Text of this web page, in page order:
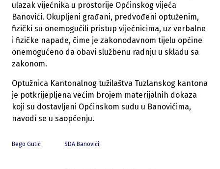
ulazak vijećnika u prostorije Općinskog vijeća
Banovići. Okupljeni građani, predvođeni optuženim,
fizički su onemogućili pristup vijećnicima, uz verbalne
i fizičke napade, čime je zakonodavnom tijelu općine
onemogućeno da obavi službenu radnju u skladu sa
zakonom.
Optužnica Kantonalnog tužilaštva Tuzlanskog kantona
je potkrijepljena većim brojem materijalnih dokaza
koji su dostavljeni Općinskom sudu u Banovićima,
navodi se u saopćenju.
Bego Gutić SDA Banovići